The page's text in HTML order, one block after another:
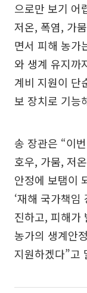
으로만 보기 어
저온, 폭염, 가
면서 피해 농가
와 생계 유지까
계비 지원이 단
보 장치로 기능
송 장관은 “이
호우, 가뭄, 저
안정에 보탬이
‘재해 국가책임
진하고, 피해가
농가의 생계안
지원하겠다”고